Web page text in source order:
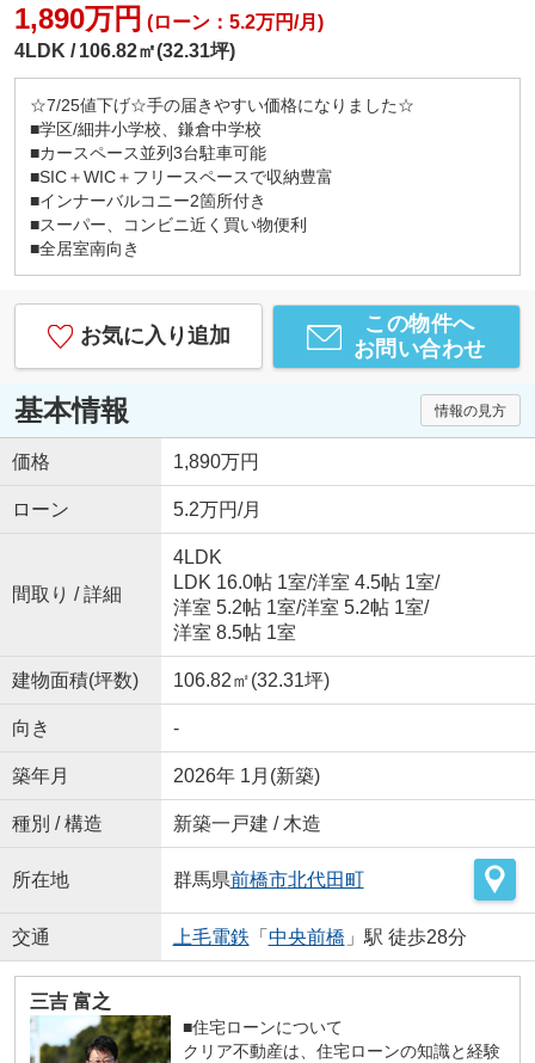
1,890万円 (ローン：5.2万円/月)
4LDK
106.82㎡(32.31坪)
☆7/25値下げ☆手の届きやすい価格になりました☆
■学区/細井小学校、鎌倉中学校
■カースペース並列3台駐車可能
■SIC＋WIC＋フリースペースで収納豊富
■インナーバルコニー2箇所付き
■スーパー、コンビニ近く買い物便利
■全居室南向き
お気に入り追加
この物件へ
お問い合わせ
基本情報 情報の見方
価格 1,890万円
ローン 5.2万円/月
間取り / 詳細
4LDK
LDK 16.0帖 1室/洋室 4.5帖 1室/
洋室 5.2帖 1室/洋室 5.2帖 1室/
洋室 8.5帖 1室
建物面積(坪数) 106.82㎡(32.31坪)
向き -
築年月 2026年 1月(新築)
種別 / 構造 新築一戸建 / 木造
所在地 群馬県前橋市北代田町
交通 上毛電鉄 「 中央前橋 」駅 徒歩28分
三吉 富之
■住宅ローンについて
クリア不動産は、住宅ローンの知識と経験